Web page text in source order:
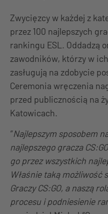
Zwycięzcy w każdej z
przez 100 najlepszych
rankingu ESL. Oddadzą
zawodników, którzy w
zasługują na zdobycie
Ceremonia wręczenia
przed publicznością na
Katowicach.
“Najlepszym sposobem
najlepszego gracza
go przez wszystkich
Właśnie taką możliwość
Graczy CS:GO, a naszą
procesu i podniesienie